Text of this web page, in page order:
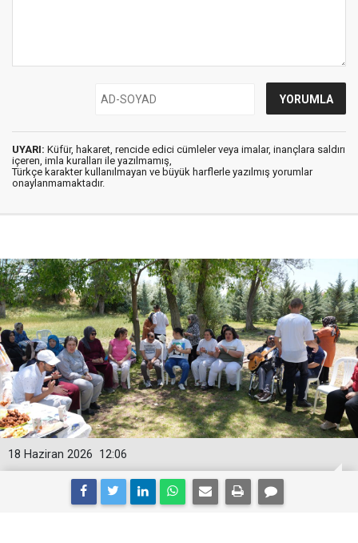
UYARI: Küfür, hakaret, rencide edici cümleler veya imalar, inançlara saldırı
içeren, imla kuralları ile yazılmamış,
Türkçe karakter kullanılmayan ve büyük harflerle yazılmış yorumlar
onaylanmamaktadır.
12:06
18 Haziran 2026